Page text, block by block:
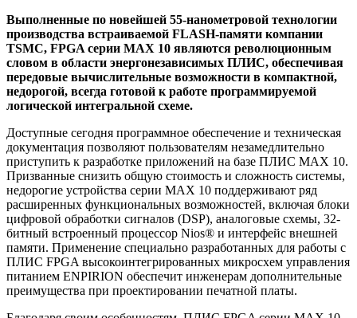
Выполненные по новейшей 55-нанометровой технологии
производства встраиваемой FLASH-памяти компании
TSMC, FPGA серии MAX 10 являются революционным
словом в области энергонезависимых ПЛИС, обеспечивая
передовые вычислительные возможности в компактной,
недорогой, всегда готовой к работе программируемой
логической интегральной схеме.
Доступные сегодня программное обеспечение и техническая
документация позволяют пользователям незамедлительно
приступить к разработке приложений на базе ПЛИС MAX 10.
Призванные снизить общую стоимость и сложность системы,
недорогие устройства серии MAX 10 поддерживают ряд
расширенных функциональных возможностей, включая блоки
цифровой обработки сигналов (DSP), аналоговые схемы, 32-
битный встроенный процессор Nios® и интерфейс внешней
памяти. Применение специально разработанных для работы с
ПЛИС FPGA высокоинтегрированных микросхем управления
питанием ENPIRION обеспечит инженерам дополнительные
преимущества при проектировании печатной платы.